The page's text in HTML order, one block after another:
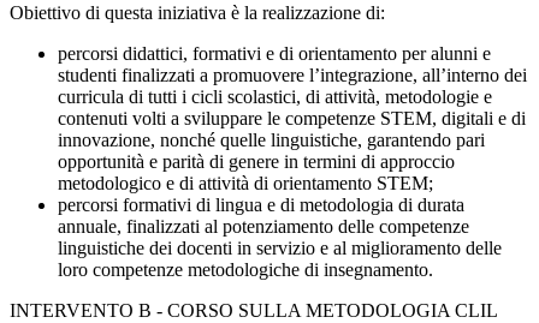
Obiettivo di questa iniziativa è la realizzazione di:
percorsi didattici, formativi e di orientamento per alunni e
studenti finalizzati a promuovere l’integrazione, all’interno dei
curricula di tutti i cicli scolastici, di attività, metodologie e
contenuti volti a sviluppare le competenze STEM, digitali e di
innovazione, nonché quelle linguistiche, garantendo pari
opportunità e parità di genere in termini di approccio
metodologico e di attività di orientamento STEM;
percorsi formativi di lingua e di metodologia di durata
annuale, finalizzati al potenziamento delle competenze
linguistiche dei docenti in servizio e al miglioramento delle
loro competenze metodologiche di insegnamento.
INTERVENTO B - CORSO SULLA METODOLOGIA CLIL